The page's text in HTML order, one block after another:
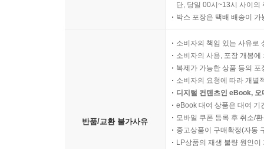
단, 당일 00시~13시 사이의
박스 포장은 택배 배송이
반품/교환 불가사유
소비자의 책임 있는 사유로
소비자의 사용, 포장 개봉
복제가 가능한 상품 등의
소비자의 요청에 따라 개별
디지털 컨텐츠인 eBook,
eBook 대여 상품은 대여 기
모바일 쿠폰 등록 후 취소/
중고상품이 구매확정(자동
LP상품의 재생 불량 원인